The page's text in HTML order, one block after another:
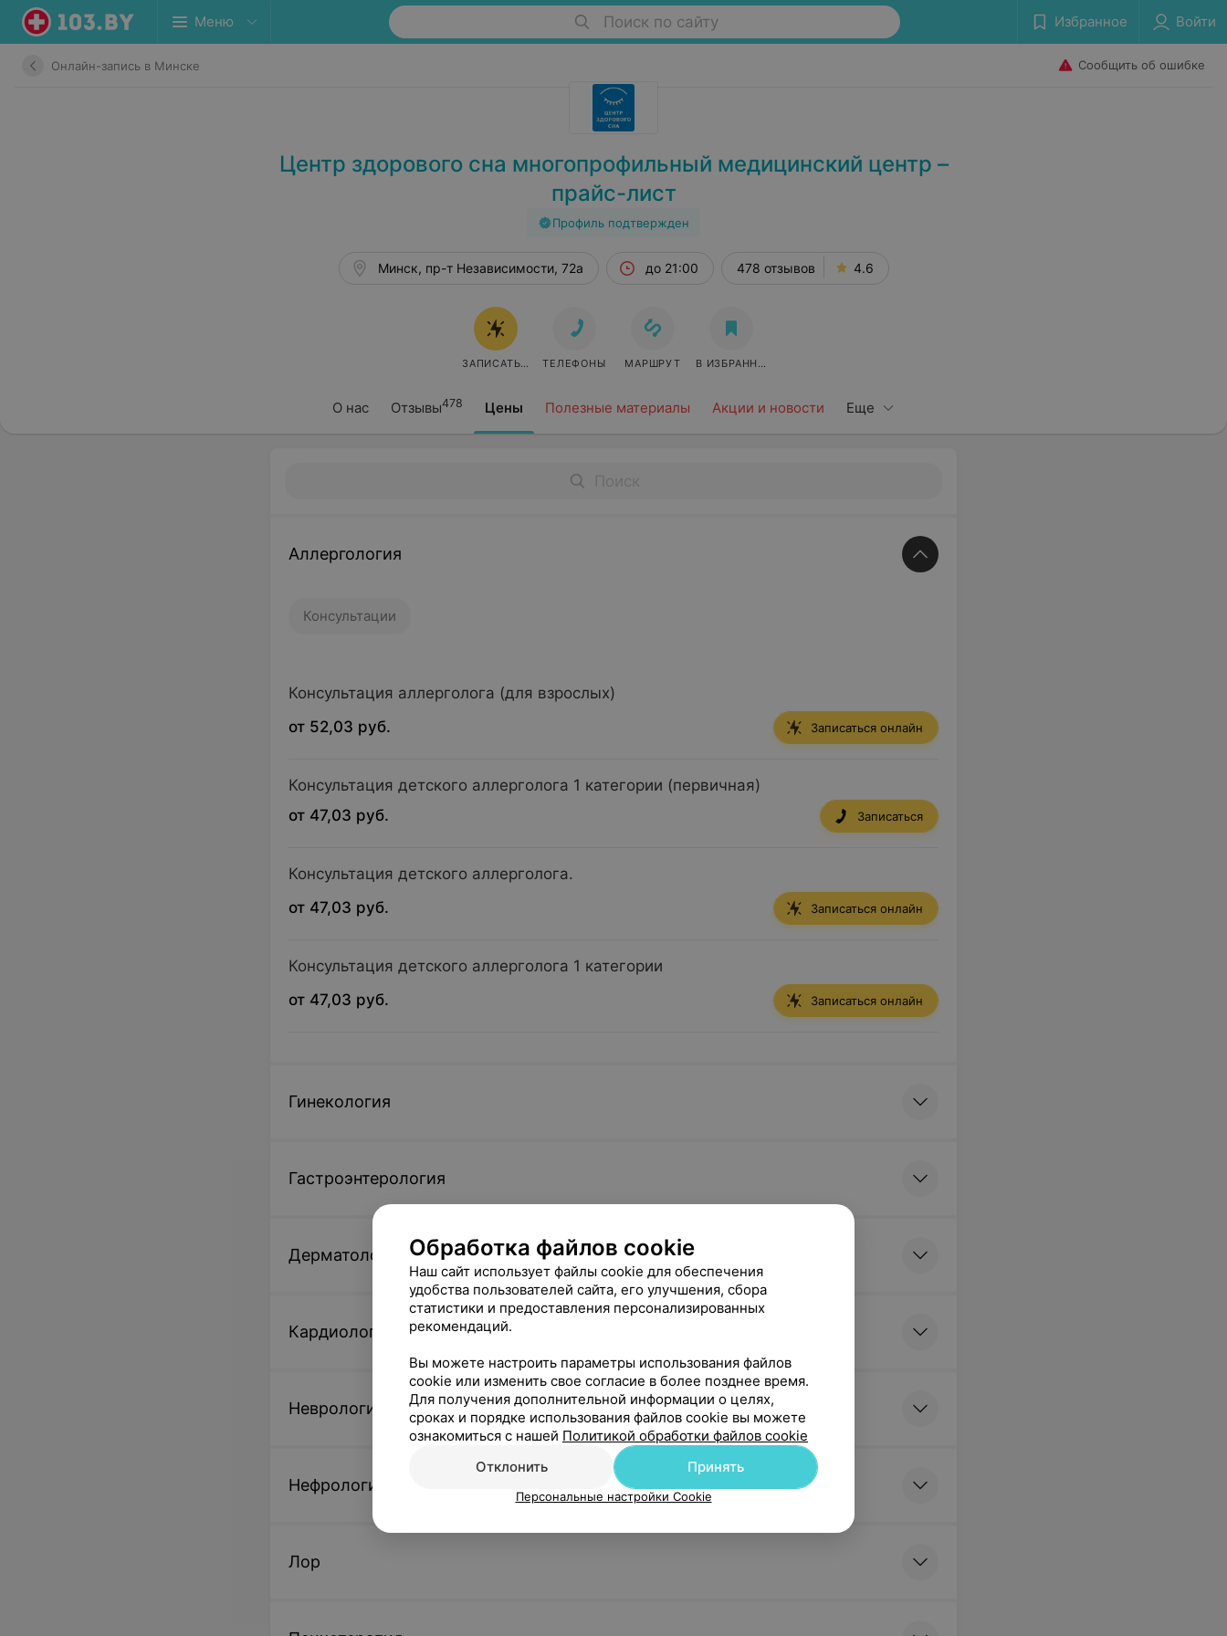
Меню Поиск по сайту Избранное Войти
Онлайн-запись в Минске Сообщить об ошибке
Центр здорового сна многопрофильный медицинский центр –
прайс-лист
Профиль подтвержден
О нас Отзывы478 Цены Полезные материалы Акции и новости Еще
Минск, пр-т Независимости, 72а до 21:00 478 отзывов 4.6
ЗАПИСАТЬСЯ ОНЛАЙН
ТЕЛЕФОНЫ МАРШРУТ В ИЗБРАННОЕ
Аллергология
Консультации
Консультация аллерголога (для взрослых)
от 52,03 руб.
Записаться онлайн
Консультация детского аллерголога 1 категории (первичная)
от 47,03 руб.
Записаться
Консультация детского аллерголога.
от 47,03 руб.
Записаться онлайн
Консультация детского аллерголога 1 категории
от 47,03 руб.
Записаться онлайн
Гинекология
Гастроэнтерология
Дерматология
Кардиология
Неврология
Нефрология
Лор
Обработка файлов cookie
Наш сайт использует файлы cookie для обеспечения
удобства пользователей сайта, его улучшения, сбора
статистики и предоставления персонализированных
рекомендаций.
Вы можете настроить параметры использования файлов
cookie или изменить свое согласие в более позднее время.
Для получения дополнительной информации о целях,
сроках и порядке использования файлов cookie вы можете
ознакомиться с нашей Политикой обработки файлов cookie
Отклонить
Принять
Персональные настройки Cookie